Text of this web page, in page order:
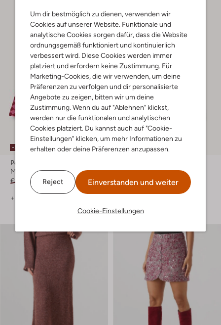
Um dir bestmöglich zu dienen, verwenden wir
Cookies auf unserer Website. Funktionale und
analytische Cookies sorgen dafür, dass die Website
ordnungsgemäß funktioniert und kontinuierlich
verbessert wird. Diese Cookies werden immer
platziert und erfordern keine Zustimmung. Für
Marketing-Cookies, die wir verwenden, um deine
Präferenzen zu verfolgen und dir personalisierte
Angebote zu zeigen, bitten wir um deine
Zustimmung. Wenn du auf "Ablehnen" klickst,
werden nur die funktionalen und analytischen
Cookies platziert. Du kannst auch auf "Cookie-
Einstellungen" klicken, um mehr Informationen zu
erhalten oder deine Präferenzen anzupassen.
Reject Einverstanden und weiter
Cookie-Einstellungen
-50%
Petit Blush
Minirock
€ 69,99
€ 34,99
+ mehr farben
-30%
Minirock
€ 31,99 € 21,99